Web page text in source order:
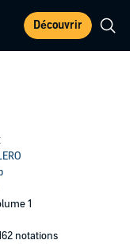
Découvrir
1
notations